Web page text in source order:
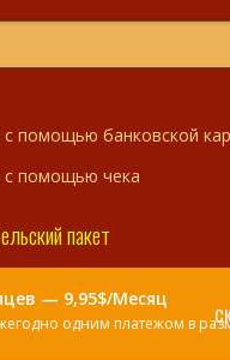
с помощью банковской
с помощью чека
пакет
— 9,95$/Месяц
одним платежом в